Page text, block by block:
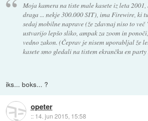
Moja kamera na tiste male kasete iz leta
draga ... nekje 300.000 SIT), ima Firewire, ki
sedaj mobilne naprave (že zdavnaj niso to
ustvarijo lepšo sliko, ampak za zoom in
vedno zakon. (Čeprav je nisem uporabljal že
kasete smo gledali na tistem ekrančku en
iks... boks... ?
opeter
:: 14. jun 2015, 15:58